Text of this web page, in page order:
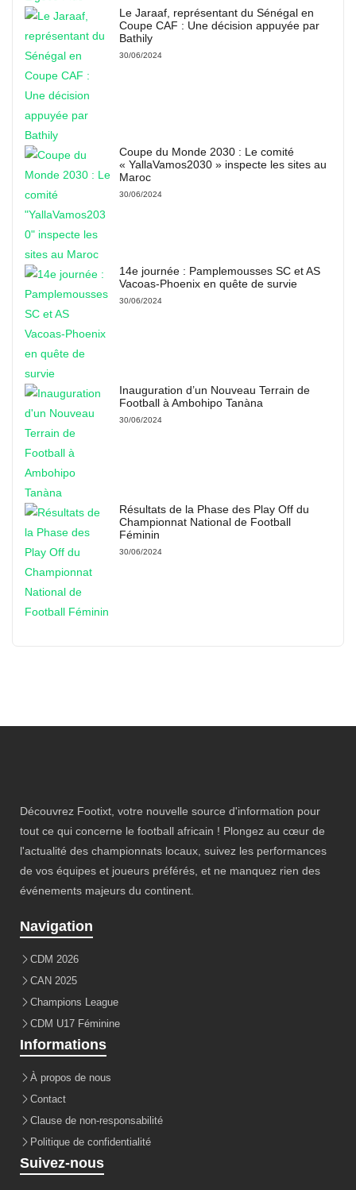
Le Jaraaf, représentant du Sénégal en
Coupe CAF : Une décision appuyée par
Bathily
30/06/2024
Coupe du Monde 2030 : Le comité
« YallaVamos2030 » inspecte les sites au
Maroc
30/06/2024
14e journée : Pamplemousses SC et AS
Vacoas-Phoenix en quête de survie
30/06/2024
Inauguration d’un Nouveau Terrain de
Football à Ambohipo Tanàna
30/06/2024
Résultats de la Phase des Play Off du
Championnat National de Football
Féminin
30/06/2024
Découvrez Footixt, votre nouvelle source d'information pour
tout ce qui concerne le football africain ! Plongez au cœur de
l'actualité des championnats locaux, suivez les performances
de vos équipes et joueurs préférés, et ne manquez rien des
événements majeurs du continent.
Navigation
CDM 2026
CAN 2025
Champions League
CDM U17 Féminine
Informations
À propos de nous
Contact
Clause de non-responsabilité
Politique de confidentialité
Suivez-nous